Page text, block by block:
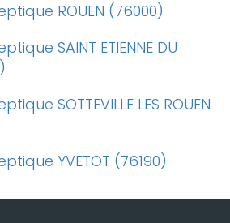
ROUEN (76000)
SAINT ETIENNE DU
SOTTEVILLE LES ROUEN
YVETOT (76190)